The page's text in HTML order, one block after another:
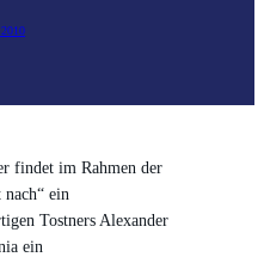
findet im Rahmen der
ein
Tostners Alexander
ein